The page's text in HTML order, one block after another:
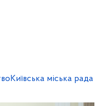
Київська міська рада